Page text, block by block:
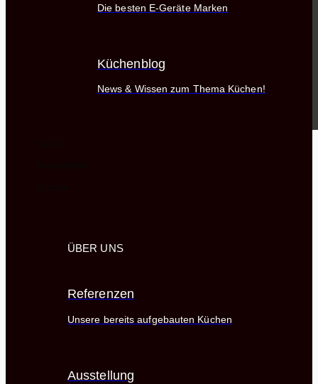
Die besten E-Geräte Marken
Küchenblog
News & Wissen zum Thema Küchen!
ÜBER UNS
Referenzen
Unsere bereits aufgebauten Küchen
Ausstellung